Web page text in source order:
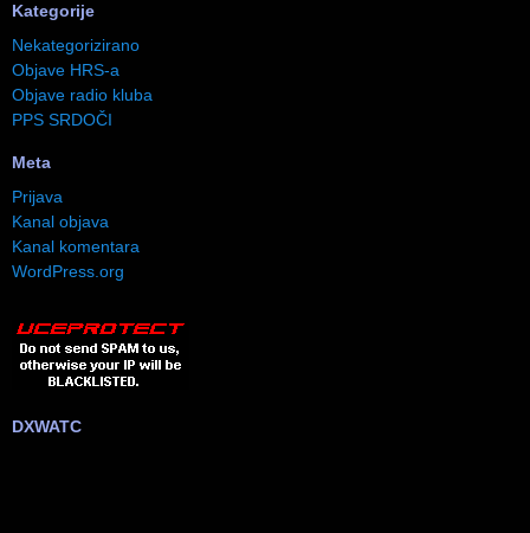
Kategorije
Nekategorizirano
Objave HRS-a
Objave radio kluba
PPS SRDOČI
Meta
Prijava
Kanal objava
Kanal komentara
WordPress.org
DXWATC